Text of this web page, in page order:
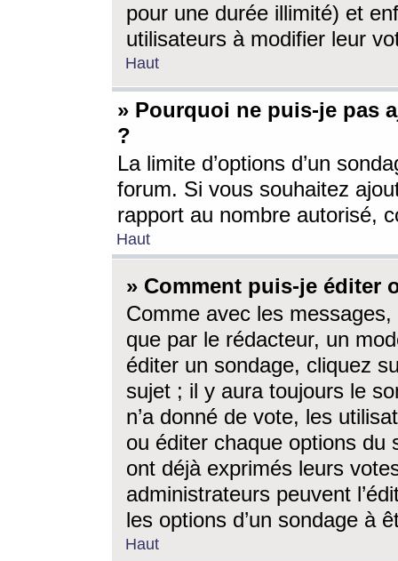
pour une durée illimité) et
utilisateurs à modifier leur
Haut
» Pourquoi ne puis-je pas
?
La limite d’options d’un
forum. Si vous souhaitez
rapport au nombre autorisé,
Haut
» Comment puis-je éditer
Comme avec les
que par le rédacteur, un
éditer un sondage, cliquez
sujet ; il y aura toujours le
n’a donné de vote, les
ou éditer chaque options du
ont déjà exprimés leurs
administrateurs peuvent
les options d’un sondage à
Haut